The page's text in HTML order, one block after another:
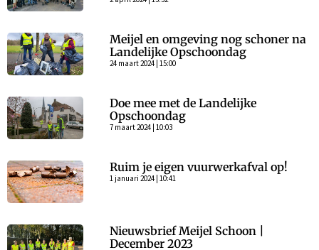
Meijel en omgeving nog schoner na
Landelijke Opschoondag
24 maart 2024 | 15:00
Doe mee met de Landelijke
Opschoondag
7 maart 2024 | 10:03
Ruim je eigen vuurwerkafval op!
1 januari 2024 | 10:41
Nieuwsbrief Meijel Schoon |
December 2023